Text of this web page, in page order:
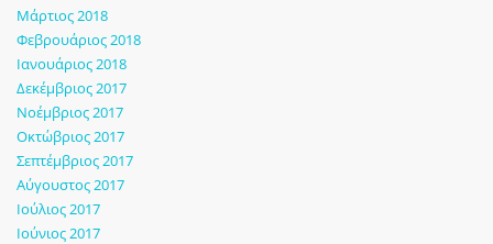
Μάρτιος 2018
Φεβρουάριος 2018
Ιανουάριος 2018
Δεκέμβριος 2017
Νοέμβριος 2017
Οκτώβριος 2017
Σεπτέμβριος 2017
Αύγουστος 2017
Ιούλιος 2017
Ιούνιος 2017